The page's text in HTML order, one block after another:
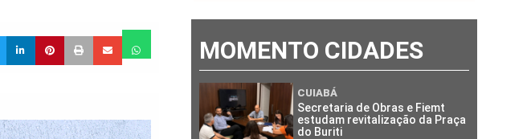
MOMENTO CIDADES
CUIABÁ
Secretaria de Obras e Fiemt
estudam revitalização da Praça
do Buriti